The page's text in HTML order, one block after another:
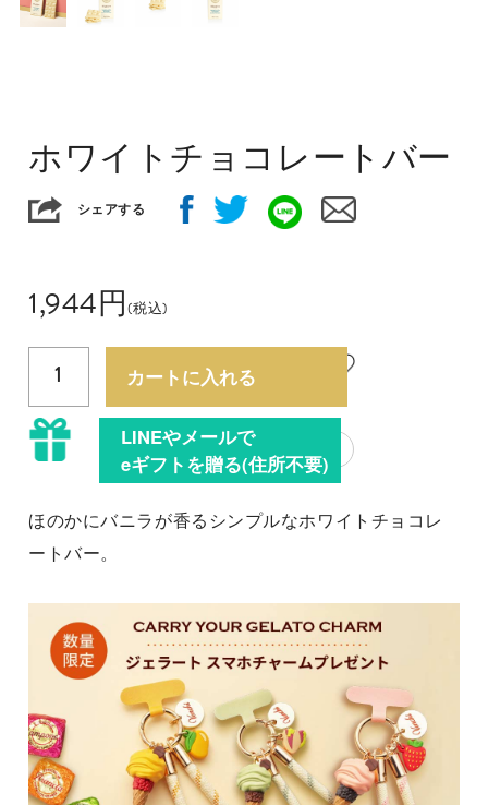
ホワイトチョコレートバー
シェアする
1,944円(税込)
1 カートに入れる
LINEやメールで
eギフトを贈る(住所不要)
ほのかにバニラが香るシンプルなホワイトチョコレ
ートバー。